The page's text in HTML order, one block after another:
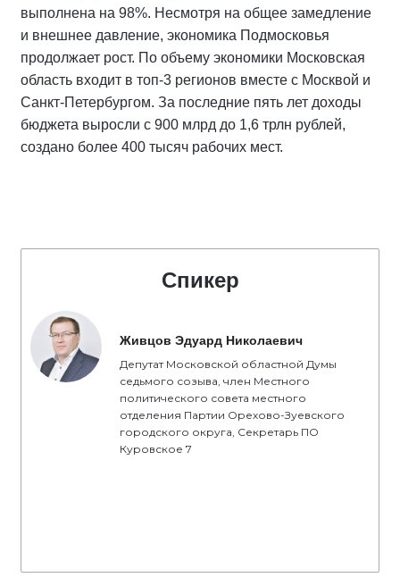
выполнена на 98%. Несмотря на общее замедление
и внешнее давление, экономика Подмосковья
продолжает рост. По объему экономики Московская
область входит в топ-3 регионов вместе с Москвой и
Санкт-Петербургом. За последние пять лет доходы
бюджета выросли с 900 млрд до 1,6 трлн рублей,
создано более 400 тысяч рабочих мест.
Спикер
Живцов Эдуард Николаевич
Депутат Московской областной Думы
седьмого созыва, член Местного
политического совета местного
отделения Партии Орехово-Зуевского
городского округа, Секретарь ПО
Куровское 7